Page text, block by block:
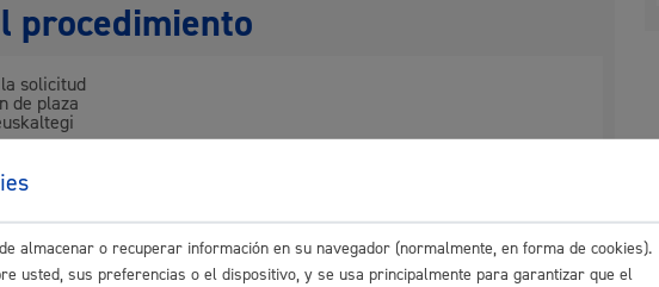
Turismo
procedimiento
solicitud
de plaza
de la tramitación
de Euskera
almacenar o recuperar información en su navegador (normalmente, en forma de cookies).
usted, sus preferencias o el dispositivo, y se usa principalmente para garantizar que el